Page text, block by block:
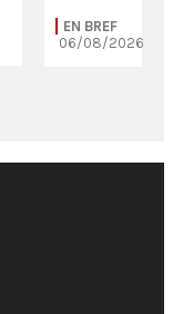
EN BREF
06/08/2026